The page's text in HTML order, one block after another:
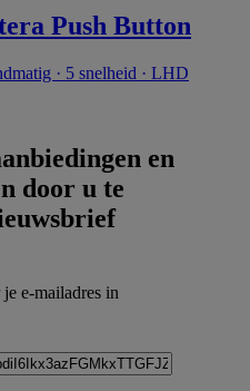
Push Button
· 5 snelheid · LHD
en
door u te
je e-mailadres in